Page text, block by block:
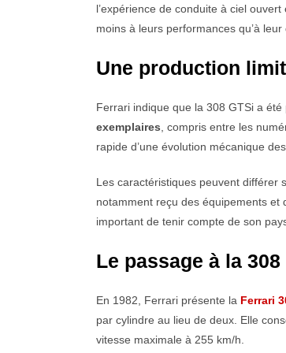
l’expérience de conduite à ciel
moins à leurs performances qu’à
Une production
Ferrari indique que la 308 GTSi a
exemplaires, compris entre les
rapide d’une évolution mécanique
Les caractéristiques peuvent différer
notamment reçu des équipements et
important de tenir compte de son
Le passage à la
En 1982, Ferrari présente la Ferrari
par cylindre au lieu de deux. Elle
vitesse maximale à 255 km/h.